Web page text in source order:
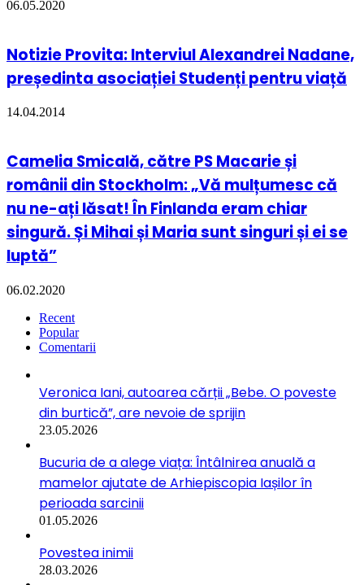
06.05.2020
Notizie Provita: Interviul Alexandrei Nadane,
președinta asociației Studenți pentru viață
14.04.2014
Camelia Smicală, către PS Macarie și
românii din Stockholm: „Vă mulțumesc că
nu ne-ați lăsat! În Finlanda eram chiar
singură. Și Mihai și Maria sunt singuri și ei se
luptă”
06.02.2020
Recent
Popular
Comentarii
Veronica Iani, autoarea cărții „Bebe. O poveste
din burtică”, are nevoie de sprijin
23.05.2026
Bucuria de a alege viața: Întâlnirea anuală a
mamelor ajutate de Arhiepiscopia Iașilor în
perioada sarcinii
01.05.2026
Povestea inimii
28.03.2026